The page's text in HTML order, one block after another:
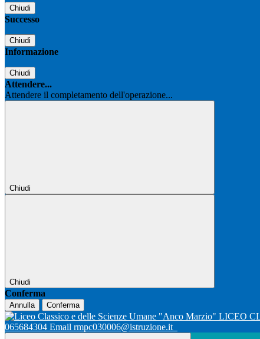
Chiudi
Successo
Chiudi
Informazione
Chiudi
Attendere...
Attendere il completamento dell'operazione...
Chiudi
Chiudi
Conferma
Annulla Conferma
LICEO
065684304 Email rmpc030006@istruzione.it